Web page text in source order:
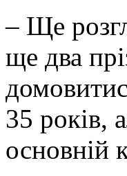
– Ще
ще два
35 років,
основній